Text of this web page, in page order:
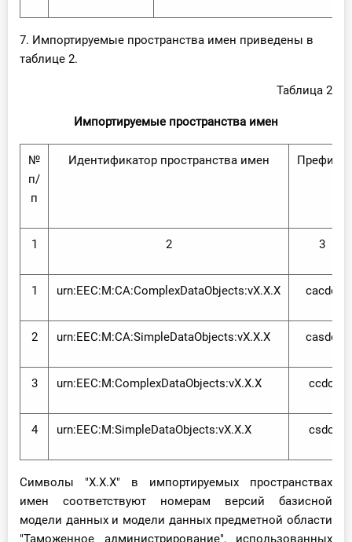
7. Импортируемые пространства имен приведены в
таблице 2.
Таблица 2
Импортируемые пространства имен
№
п/
п
Идентификатор пространства имен Префикс
1 2 3
1 urn:EEC:M:CA:ComplexDataObjects:vX.X.X cacdo
2 urn:EEC:M:CA:SimpleDataObjects:vX.X.X casdo
3 urn:EEC:M:ComplexDataObjects:vX.X.X ccdo
4 urn:EEC:M:SimpleDataObjects:vX.X.X csdo
Символы "X.X.X" в импортируемых пространствах
имен соответствуют номерам версий базисной
модели данных и модели данных предметной области
"Таможенное администрирование", использованных